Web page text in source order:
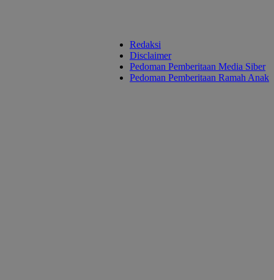
Redaksi
Disclaimer
Pedoman Pemberitaan Media Siber
Pedoman Pemberitaan Ramah Anak